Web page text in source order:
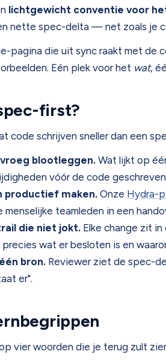
lichtgewicht conventie voor
nette spec-delta — net zoals je
pagina die uit sync raakt met de
Eén plek voor het wat,
first?
code schrijven sneller dan een
blootleggen.Wat lijkt op
vóór de code
productief maken. Onze Hydra-
menselijke teamleden in een
die niet jokt. Elke change zit
wat er besloten is en
bron. Reviewer ziet de spec-
er".
vier woorden die je terug zult